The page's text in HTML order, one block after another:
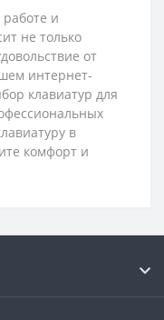
и
не только
от
интернет-
клавиатур для
в
комфорт и